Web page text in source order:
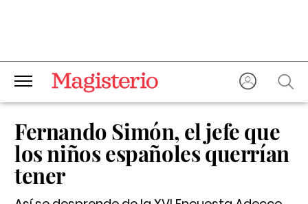
Fernando Simón, el jefe que
los niños españoles querrían
tener